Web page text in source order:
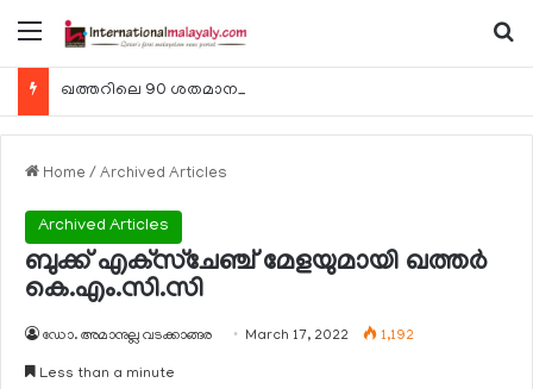
Menu
Home / Archived Articles
Archived Articles
ബുക്ക് എക്‌സ്‌ചേഞ്ച് മേളയുമായി ഖത്തര്‍
കെ.എം.സി.സി
ഡോ. അമാനുല്ല വടക്കാങ്ങര March 17, 2022 1,192
Less than a minute